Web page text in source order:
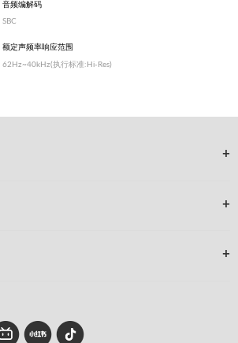
音频编解码
SBC
额定声频率响应范围
62Hz~40kHz(执行标准:Hi-Res)